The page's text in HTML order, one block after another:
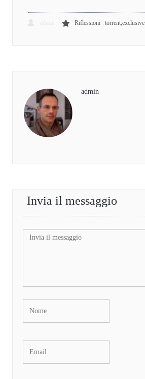
Riflessioni torrent,exclusive
admin
Invia il messaggio